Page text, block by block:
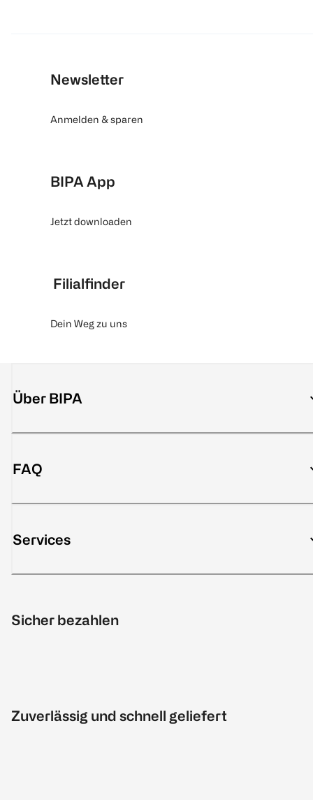
Newsletter
Anmelden & sparen
BIPA App
Jetzt downloaden
Filialfinder
Dein Weg zu uns
Über BIPA
FAQ
Services
Sicher bezahlen
Zuverlässig und schnell geliefert